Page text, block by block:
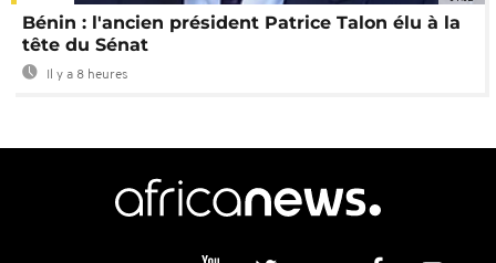
Bénin : l'ancien président Patrice Talon élu à la
tête du Sénat
Il y a 8 heures